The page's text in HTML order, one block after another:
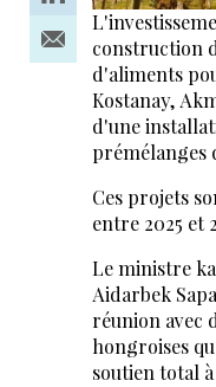
construction
d'aliments
Kostanay,
d'une
prémélanges
Ces projets
entre 2025 et
Le ministre
Aidarbek
réunion avec
hongroises
soutien total